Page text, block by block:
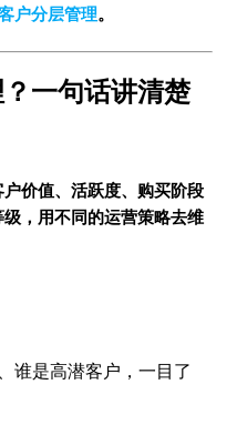
户分层管理。
一句话讲清楚
价值、活跃度、购买阶段
，用不同的运营策略去维
谁是高潜客户，一目了